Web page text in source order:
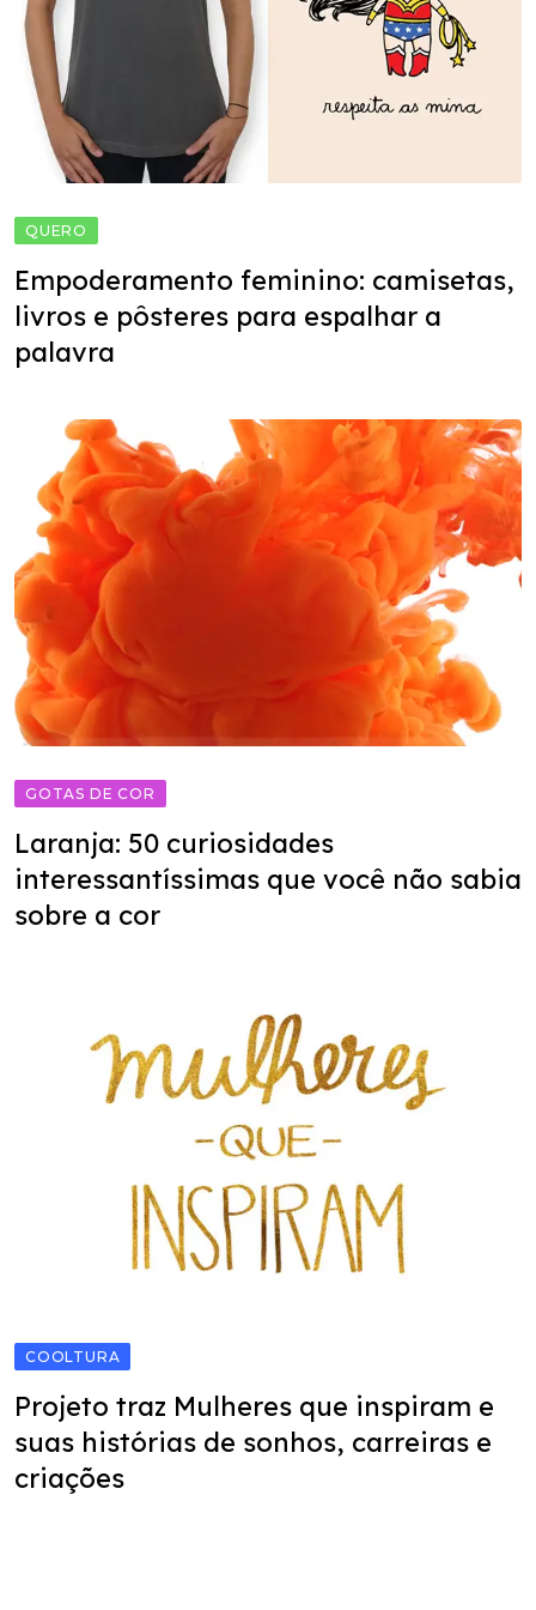
QUERO
Empoderamento feminino: camisetas,
livros e pôsteres para espalhar a
palavra
GOTAS DE COR
Laranja: 50 curiosidades
interessantíssimas que você não sabia
sobre a cor
COOLTURA
Projeto traz Mulheres que inspiram e
suas histórias de sonhos, carreiras e
criações